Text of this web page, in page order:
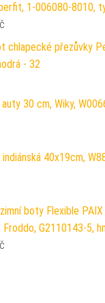
1-006080-8010,
chlapecké přezůvky
- 32
30 cm, Wiky,
indiánská 40x19cm,
boty Flexible PAIX
Froddo, G2110143-5,